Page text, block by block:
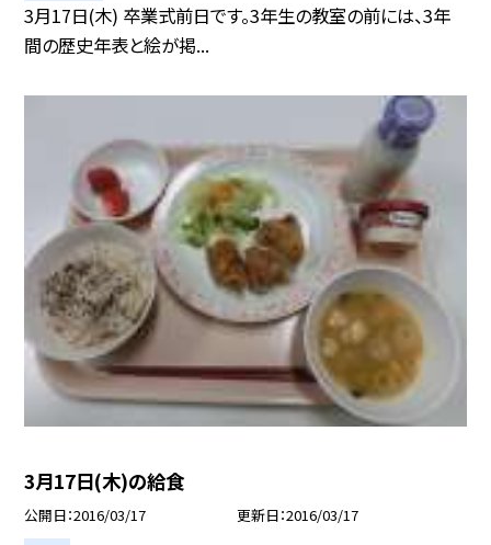
3月17日(木) 卒業式前日です。3年生の教室の前には、3年
間の歴史年表と絵が掲...
3月17日(木)の給食
公開日 2016/03/17 更新日 2016/03/17